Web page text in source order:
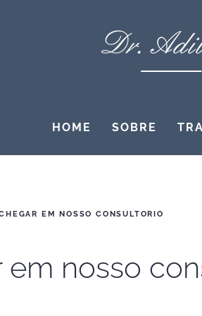
HOME SOBRE
EM NOSSO CONSULTORIO
nosso